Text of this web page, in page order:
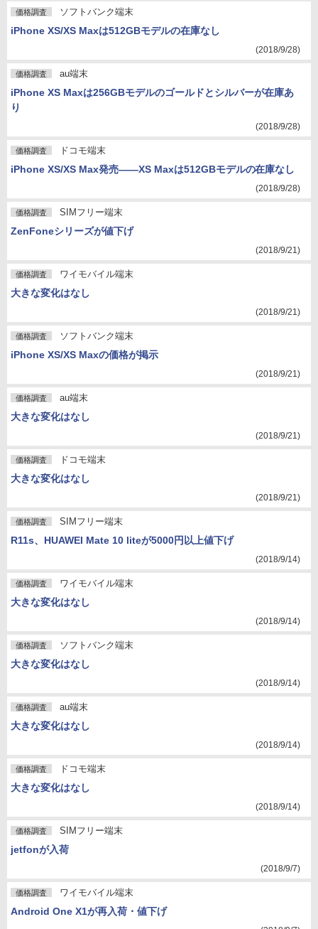
価格調査 ソフトバンク端末
iPhone XS/XS Maxは512GBモデルの在庫なし
(2018/9/28)
価格調査 au端末
iPhone XS Maxは256GBモデルのゴールドとシルバーが在庫あ
り
(2018/9/28)
価格調査 ドコモ端末
iPhone XS/XS Max発売――XS Maxは512GBモデルの在庫なし
(2018/9/28)
価格調査 SIMフリー端末
ZenFoneシリーズが値下げ
(2018/9/21)
価格調査 ワイモバイル端末
大きな変化はなし
(2018/9/21)
価格調査 ソフトバンク端末
iPhone XS/XS Maxの価格が掲示
(2018/9/21)
価格調査 au端末
大きな変化はなし
(2018/9/21)
価格調査 ドコモ端末
大きな変化はなし
(2018/9/21)
価格調査 SIMフリー端末
R11s、HUAWEI Mate 10 liteが5000円以上値下げ
(2018/9/14)
価格調査 ワイモバイル端末
大きな変化はなし
(2018/9/14)
価格調査 ソフトバンク端末
大きな変化はなし
(2018/9/14)
価格調査 au端末
大きな変化はなし
(2018/9/14)
価格調査 ドコモ端末
大きな変化はなし
(2018/9/14)
価格調査 SIMフリー端末
jetfonが入荷
(2018/9/7)
価格調査 ワイモバイル端末
Android One X1が再入荷・値下げ